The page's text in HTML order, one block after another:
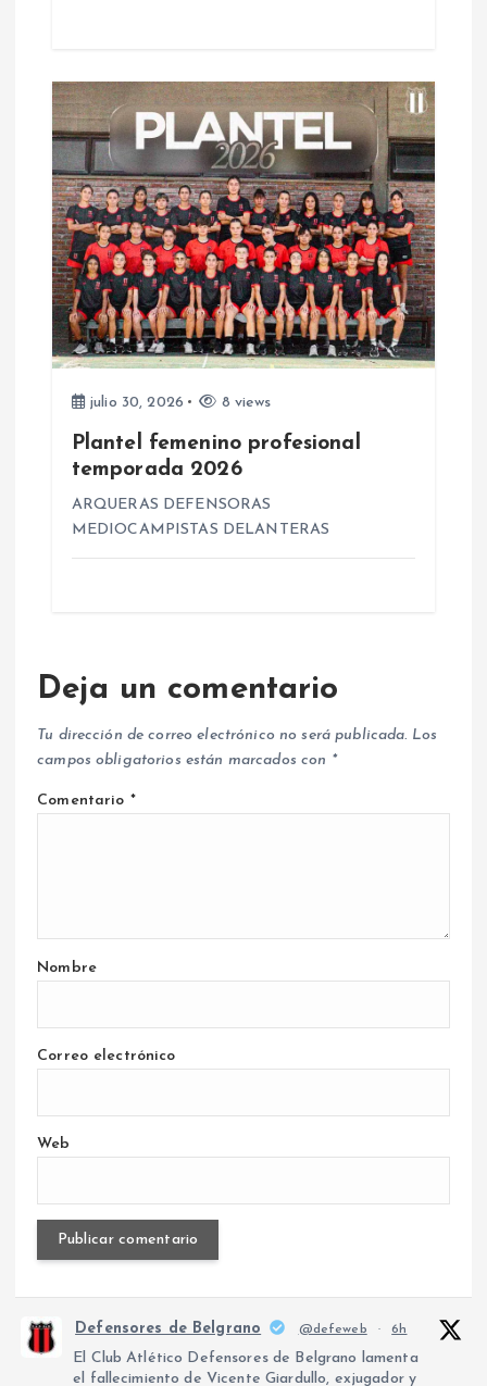
a
d
a
s
julio 30, 2026 8 views
Plantel femenino profesional
temporada 2026
ARQUERAS DEFENSORAS
MEDIOCAMPISTAS DELANTERAS
Deja un comentario
Tu dirección de correo electrónico no será publicada. Los
campos obligatorios están marcados con *
Comentario *
Nombre
Correo electrónico
Web
Defensores de Belgrano @defeweb · 6h
El Club Atlético Defensores de Belgrano lamenta
el fallecimiento de Vicente Giardullo, exjugador y